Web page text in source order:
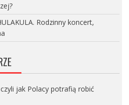
Rodzinny koncert,
jak Polacy potrafią robić